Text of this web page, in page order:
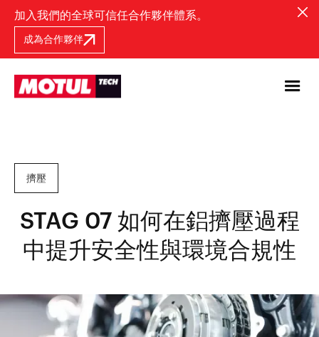
加入我們的全球可信任合作夥伴體系。
成為合作夥伴
擠壓
STAG 07 如何在鋁擠壓過程
中提升安全性與環境合規性